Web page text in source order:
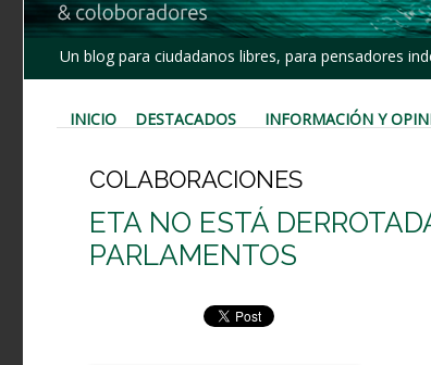
Un blog para ciudadanos libres, para pensadores
INICIO DESTACADOS INFORMACIÓN Y
COLABORACIONES
ETA NO ESTÁ
PARLAMENTOS